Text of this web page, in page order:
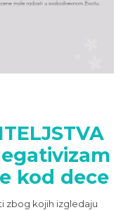
kod dece
zbog kojih izgledaju